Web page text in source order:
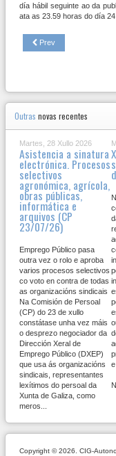
día hábil seguinte ao da
ata as 23.59 horas do día
Prev
Outras novas recentes
Martes, 28 Xullo 2026
Asistencia a sinatura
electrónica. Procesos
selectivos
agronómica, agrícola,
obras públicas,
informática e
arquivos (CP
23/07/26)
Emprego Público pasa
outra vez o rolo e aproba
varios procesos selectivos
co voto en contra de todas
as organizacións sindicais
Na Comisión de Persoal
(CP) do 23 de xullo
constátase unha vez máis
o desprezo negociador da
Dirección Xeral de
Emprego Público (DXEP)
que usa ás organizacións
sindicais, representantes
lexítimos do persoal da
Xunta de Galiza, como
meros...
Copyright © 2026. CIG-